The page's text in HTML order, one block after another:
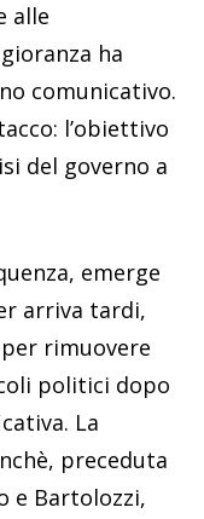
alle
ha
comunicativo.
l’obiettivo
del governo a
emerge
arriva tardi,
rimuovere
politici dopo
La
preceduta
e Bartolozzi,